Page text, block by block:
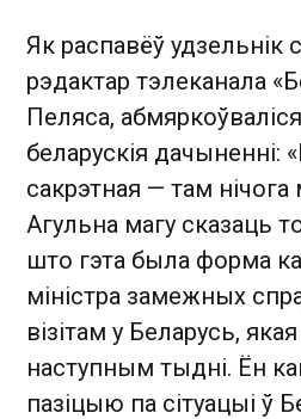
Як распавёў удзельнік
рэдактар тэлеканала
Пеляса,
беларускія дачыненні:
сакрэтная — там нічога
Агульна магу сказаць
што гэта была форма
міністра замежных
візітам у Беларусь,
наступным тыдні. Ён
пазіцыю па сітуацыі ў